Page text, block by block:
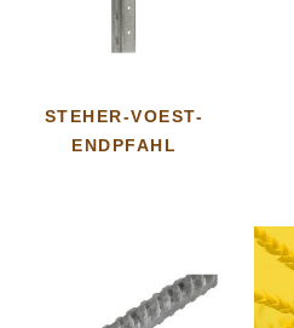
STEHER-VOEST-
ENDPFAHL